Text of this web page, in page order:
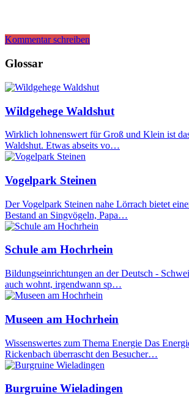
Kommentar schreiben
Glossar
Wildgehege Waldshut
Wirklich lohnenswert für Groß und Klein ist
Waldshut. Etwas abseits vo…
Vogelpark Steinen
Der Vogelpark Steinen nahe Lörrach bietet
Bestand an Singvögeln, Papa…
Schule am Hochrhein
Bildungseinrichtungen an der Deutsch -
auch wohnt, irgendwann sp…
Museen am Hochrhein
Wissenswertes zum Thema Energie Das
Rickenbach überrascht den Besucher…
Burgruine Wieladingen